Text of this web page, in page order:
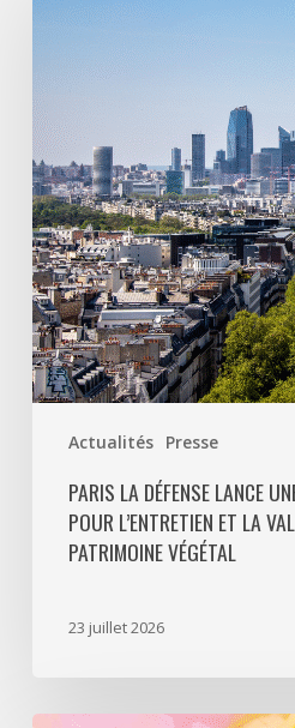
Actualités Presse
Défense
consultation
pour
l’entretien
et
la
valorisation
de
son
patrimoine
végétal
PARIS LA DÉFENSE LANCE
POUR L’ENTRETIEN ET LA
PATRIMOINE VÉGÉTAL
23 juillet 2026